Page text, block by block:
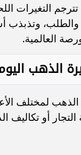
تترجم التغيرات
والطلب، وتذبذب
العالمية.
الذهب
لمختلف
أو تكاليف